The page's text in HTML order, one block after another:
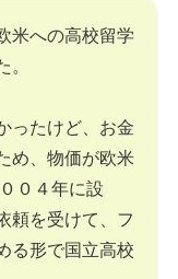
米への高校留学
。
ったけど、お金
め、物価が欧米
０４年に設
頼を受けて、フ
る形で国立高校